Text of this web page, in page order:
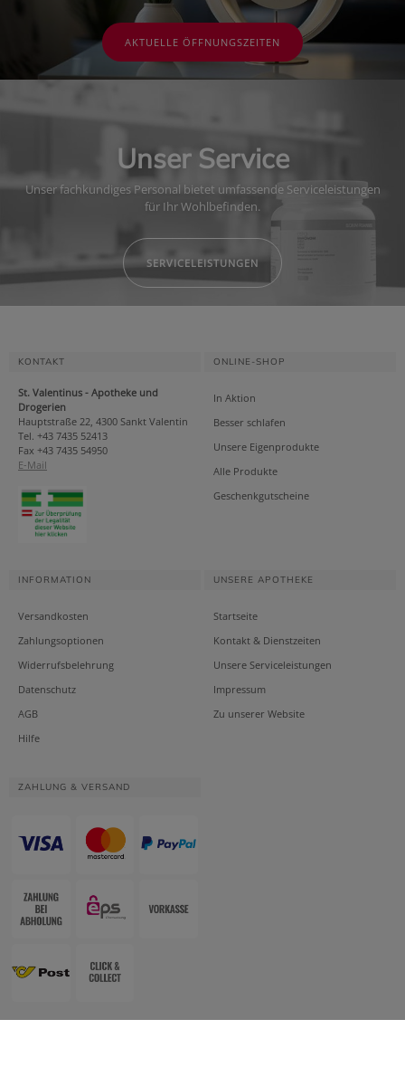
AKTUELLE ÖFFNUNGSZEITEN
Unser Service
Unser fachkundiges Personal bietet umfassende Serviceleistungen
für Ihr Wohlbefinden.
SERVICELEISTUNGEN
KONTAKT
St. Valentinus - Apotheke und
Drogerien
Hauptstraße 22, 4300 Sankt Valentin
Tel. +43 7435 52413
Fax +43 7435 54950
E-Mail
ONLINE-SHOP
In Aktion
Besser schlafen
Unsere Eigenprodukte
Alle Produkte
Geschenkgutscheine
INFORMATION
Versandkosten
Zahlungsoptionen
Widerrufsbelehrung
Datenschutz
AGB
Hilfe
UNSERE APOTHEKE
Startseite
Kontakt & Dienstzeiten
Unsere Serviceleistungen
Impressum
Zu unserer Website
ZAHLUNG & VERSAND